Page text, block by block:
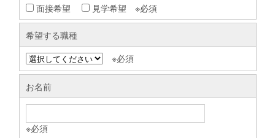
面接希望
見学希望 ※必須
希望する職種
※必須
お名前
※必須